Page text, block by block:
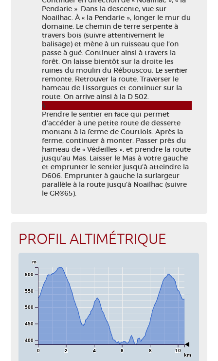
Pendarie ». Dans la descente, vue sur
Noailhac. À « la Pendarie », longer le mur du
domaine. Le chemin de terre serpente à
travers bois (suivre attentivement le
balisage) et mène à un ruisseau que l’on
passe à gué. Continuer ainsi à travers la
forêt. On laisse bientôt sur la droite les
ruines du moulin du Rébouscou. Le sentier
remonte. Retrouver la route. Traverser le
hameau de Lissorgues et continuer sur la
route. On arrive ainsi à la D 502.
4
Prendre le sentier en face qui permet
d’accéder à une petite route de desserte
montant à la ferme de Courtiols. Après la
ferme, continuer à monter. Passer près du
hameau de « Védeilles », et prendre la route
jusqu’au Mas. Laisser le Mas à votre gauche
et emprunter le sentier jusqu’à atteindre la
D606. Emprunter à gauche la surlargeur
parallèle à la route jusqu’à Noailhac (suivre
le GR®65).
PROFIL ALTIMÉTRIQUE
0 2 4 6 8 10
km
400
450
500
550
600
m